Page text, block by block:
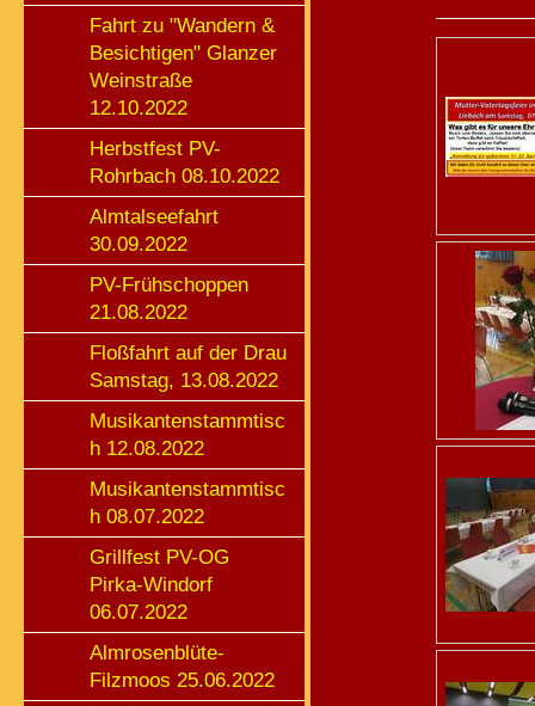
Fahrt zu "Wandern &
Besichtigen" Glanzer
Weinstraße
12.10.2022
Herbstfest PV-
Rohrbach 08.10.2022
Almtalseefahrt
30.09.2022
PV-Frühschoppen
21.08.2022
Floßfahrt auf der Drau
Samstag, 13.08.2022
Musikantenstammtisc
h 12.08.2022
Musikantenstammtisc
h 08.07.2022
Grillfest PV-OG
Pirka-Windorf
06.07.2022
Almrosenblüte-
Filzmoos 25.06.2022